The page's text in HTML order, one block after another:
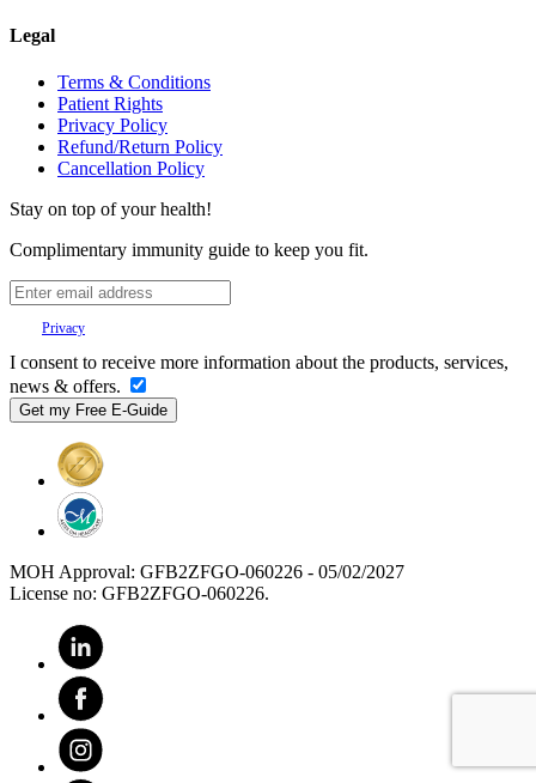
Legal
Terms & Conditions
Patient Rights
Privacy Policy
Refund/Return Policy
Cancellation Policy
Stay on top of your health!
Complimentary immunity guide to keep you fit.
Privacy
I consent to receive more information about the products, services,
news & offers.
MOH Approval: GFB2ZFGO-060226 - 05/02/2027
License no: GFB2ZFGO-060226.